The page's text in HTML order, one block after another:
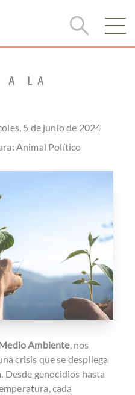
A LA
5 de junio de 2024
Animal Político
Ambiente, nos
crisis que se despliega
Desde genocidios hasta
cada